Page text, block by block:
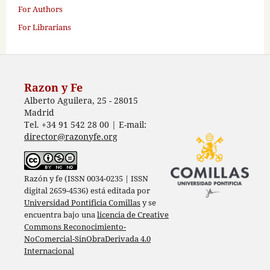
For Authors
For Librarians
Razon y Fe
Alberto Aguilera, 25 - 28015
Madrid
Tel. +34 91 542 28 00 | E-mail:
director@razonyfe.org
Razón y fe (ISSN 0034-0235 | ISSN
digital 2659-4536) está editada por
Universidad Pontificia Comillasy se
encuentra bajo unalicencia de Creative
Commons Reconocimiento-
NoComercial-SinObraDerivada 4.0
Internacional